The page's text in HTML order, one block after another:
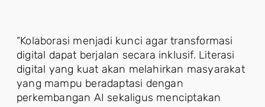
“Kolaborasi menjadi kunci agar transformasi
digital dapat berjalan secara inklusif. Literasi
digital yang kuat akan melahirkan masyarakat
yang mampu beradaptasi dengan
perkembangan AI sekaligus menciptakan